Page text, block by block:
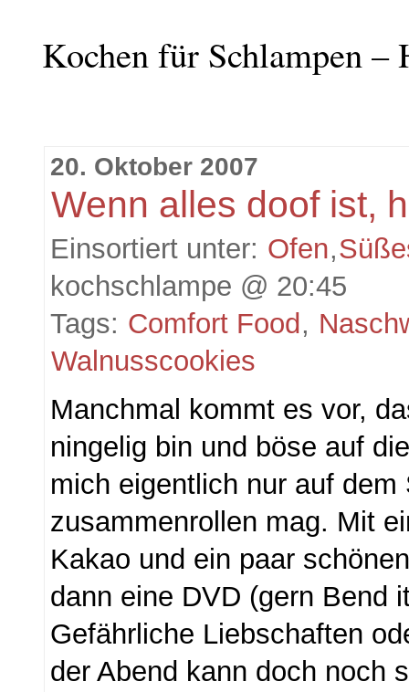
Kochen für Schlampen
20. Oktober 2007
Wenn alles doof ist,
Einsortiert unter: Ofen,
kochschlampe @ 20:45
Tags: Comfort Food,
Walnusscookies
Manchmal kommt es vor,
ningelig bin und böse auf
mich eigentlich nur auf dem
zusammenrollen mag. Mit
Kakao und ein paar
dann eine DVD (gern Bend
Gefährliche Liebschaften
der Abend kann doch noch